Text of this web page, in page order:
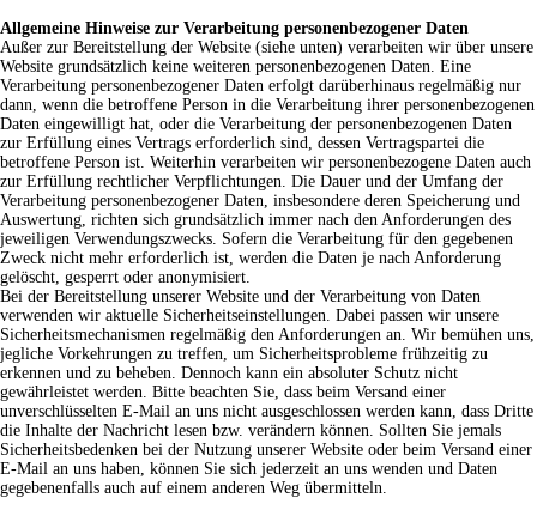
Allgemeine Hinweise zur Verarbeitung personenbezogener Daten
Außer zur Bereitstellung der Website (siehe unten) verarbeiten wir über unsere
Website grundsätzlich keine weiteren personenbezogenen Daten. Eine
Verarbeitung personenbezogener Daten erfolgt darüberhinaus regelmäßig nur
dann, wenn die betroffene Person in die Verarbeitung ihrer personenbezogenen
Daten eingewilligt hat, oder die Verarbeitung der personenbezogenen Daten
zur Erfüllung eines Vertrags erforderlich sind, dessen Vertragspartei die
betroffene Person ist. Weiterhin verarbeiten wir personenbezogene Daten auch
zur Erfüllung rechtlicher Verpflichtungen. Die Dauer und der Umfang der
Verarbeitung personenbezogener Daten, insbesondere deren Speicherung und
Auswertung, richten sich grundsätzlich immer nach den Anforderungen des
jeweiligen Verwendungszwecks. Sofern die Verarbeitung für den gegebenen
Zweck nicht mehr erforderlich ist, werden die Daten je nach Anforderung
gelöscht, gesperrt oder anonymisiert.
Bei der Bereitstellung unserer Website und der Verarbeitung von Daten
verwenden wir aktuelle Sicherheitseinstellungen. Dabei passen wir unsere
Sicherheitsmechanismen regelmäßig den Anforderungen an. Wir bemühen uns,
jegliche Vorkehrungen zu treffen, um Sicherheitsprobleme frühzeitig zu
erkennen und zu beheben. Dennoch kann ein absoluter Schutz nicht
gewährleistet werden. Bitte beachten Sie, dass beim Versand einer
unverschlüsselten E-Mail an uns nicht ausgeschlossen werden kann, dass Dritte
die Inhalte der Nachricht lesen bzw. verändern können. Sollten Sie jemals
Sicherheitsbedenken bei der Nutzung unserer Website oder beim Versand einer
E-Mail an uns haben, können Sie sich jederzeit an uns wenden und Daten
gegebenenfalls auch auf einem anderen Weg übermitteln.